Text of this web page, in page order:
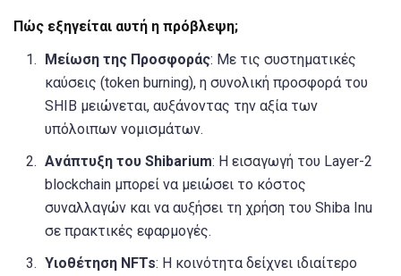
Πώς εξηγείται αυτή η πρόβλεψη;
Μείωση της Προσφοράς: Με τις συστηματικές
καύσεις (token burning), η συνολική προσφορά του
SHIB μειώνεται, αυξάνοντας την αξία των
υπόλοιπων νομισμάτων.
Ανάπτυξη του Shibarium: Η εισαγωγή του Layer-2
blockchain μπορεί να μειώσει το κόστος
συναλλαγών και να αυξήσει τη χρήση του Shiba Inu
σε πρακτικές εφαρμογές.
Υιοθέτηση NFTs: Η κοινότητα δείχνει ιδιαίτερο